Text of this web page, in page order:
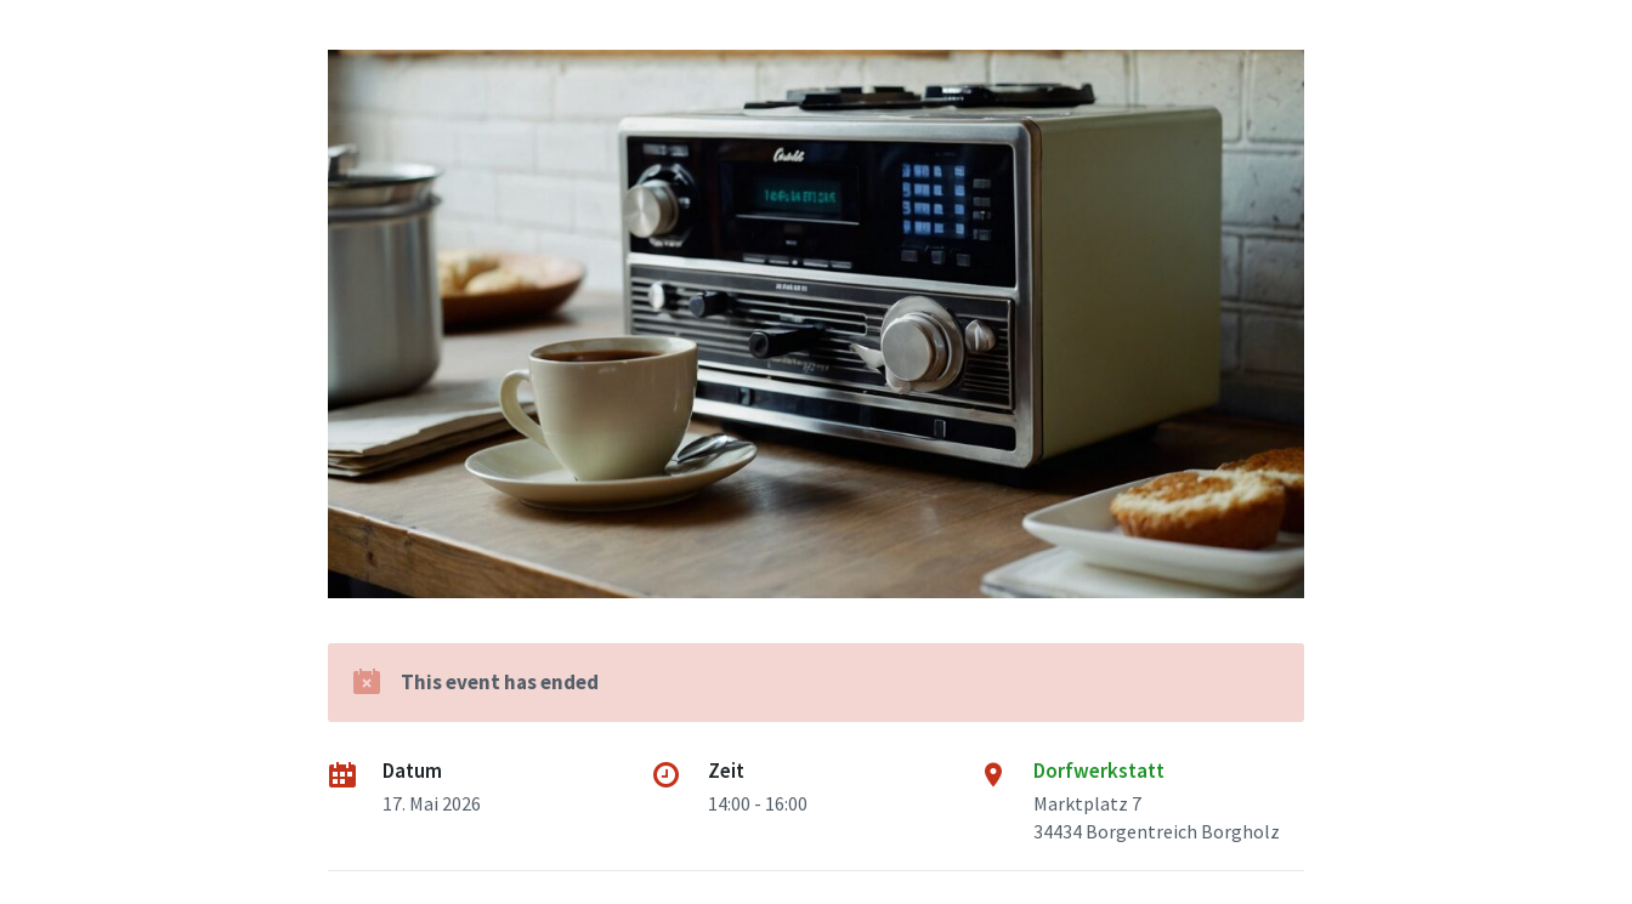
This event has ended
Datum
17. Mai 2026
Zeit
14:00 - 16:00
Dorfwerkstatt
Marktplatz 7
34434 Borgentreich Borgholz